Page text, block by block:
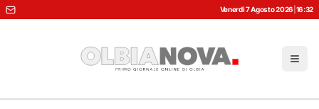
Venerdì 7 Agosto 2026 16:32